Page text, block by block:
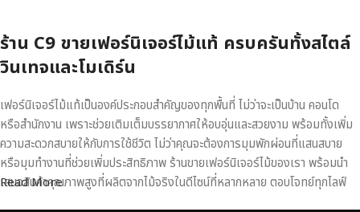
ร้าน C9 ขายเฟอร์นิเจอร์ไม้แท้ ครบครันทั้งสไตล์
วินเทจและโมเดิร์น
เฟอร์นิเจอร์ไม้แท้เป็นองค์ประกอบสำคัญของทุกพื้นที่ ไม่ว่าจะเป็นบ้าน คอนโด
หรือสำนักงาน เพราะช่วยเติมเต็มบรรยากาศให้อบอุ่นและสวยงาม พร้อมทั้งเพิ่ม
ความสะดวกสบายให้กับการใช้ชีวิต ไม่ว่าคุณจะต้องการมุมพักผ่อนที่แสนสบาย
หรือมุมทำงานที่ช่วยเพิ่มประสิทธิภาพ ร้านขายเฟอร์นิเจอร์ไม้ของเรา พร้อมนำ
เสนอสินค้าคุณภาพสูงที่ผลิตจากไม้จริงในดีไซน์ที่หลากหลาย ตอบโจทย์ทุกไลฟ์
Read More